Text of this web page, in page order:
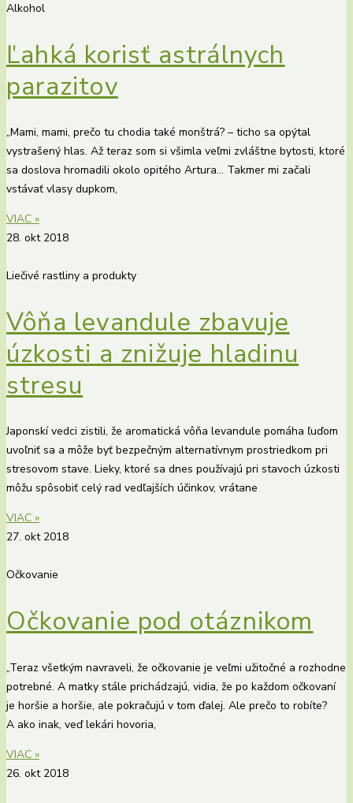
Alkohol
Ľahká korisť astrálnych
parazitov
„Mami, mami, prečo tu chodia také monštrá? – ticho sa opýtal
vystrašený hlas. Až teraz som si všimla veľmi zvláštne bytosti, ktoré
sa doslova hromadili okolo opitého Artura… Takmer mi začali
vstávať vlasy dupkom,
VIAC »
28. okt 2018
Liečivé rastliny a produkty
Vôňa levandule zbavuje
úzkosti a znižuje hladinu
stresu
Japonskí vedci zistili, že aromatická vôňa levandule pomáha ľuďom
uvoľniť sa a môže byť bezpečným alternatívnym prostriedkom pri
stresovom stave. Lieky, ktoré sa dnes používajú pri stavoch úzkosti
môžu spôsobiť celý rad vedľajších účinkov, vrátane
VIAC »
27. okt 2018
Očkovanie
Očkovanie pod otáznikom
„Teraz všetkým navraveli, že očkovanie je veľmi užitočné a rozhodne
potrebné. A matky stále prichádzajú, vidia, že po každom očkovaní
je horšie a horšie, ale pokračujú v tom ďalej. Ale prečo to robíte?
A ako inak, veď lekári hovoria,
VIAC »
26. okt 2018